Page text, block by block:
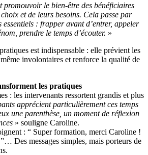
promouvoir le bien-être des bénéficiaires
et de leurs besoins. Cela passe par
essentiels : frapper avant d’entrer, appeler
prendre le temps d’écouter. »
est indispensable : elle prévient les
involontaires et renforce la qualité de
les pratiques
: les intervenants ressortent grandis et plus
apprécient particulièrement ces temps
une parenthèse, un moment de réflexion
» souligne Caroline.
: “ Super formation, merci Caroline !
Des messages simples, mais porteurs de